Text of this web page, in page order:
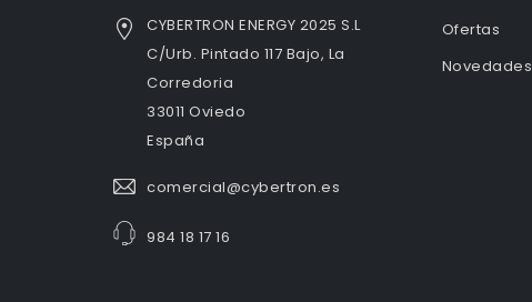
CYBERTRON ENERGY 2025 S.L
C/Urb. Pintado 117 Bajo, La
Corredoria
33011 Oviedo
España
comercial@cybertron.es
984 18 17 16
Ofertas
Novedades